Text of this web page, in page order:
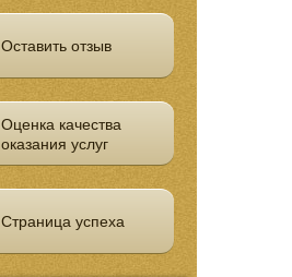
Оставить отзыв
Оценка качества
оказания услуг
Страница успеха